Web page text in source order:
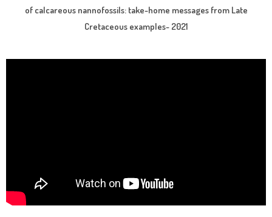
of calcareous nannofossils: take-home messages from Late
Cretaceous examples- 2021